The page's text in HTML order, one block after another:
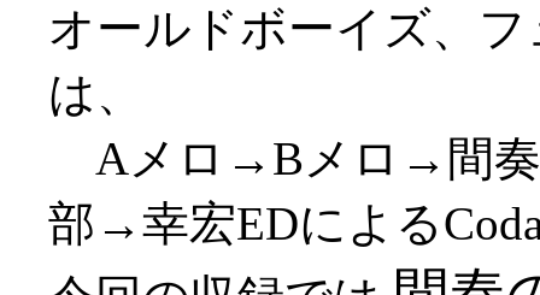
オールドボーイズ、
は、
Aメロ→Bメロ→間
部→幸宏EDによる